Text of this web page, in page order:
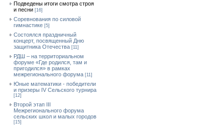
Подведены итоги смотра строя
и песни [16]
Соревнования по силовой
гимнастике [5]
Состоялся праздничный
концерт, посвященный Дню
защитника Отечества [11]
РДШ – на территориальном
форуме «Где родился, там и
пригодился» в рамках
межрегионального форума [11]
Юные математики - победители
и призеры IV Сельского турнира
[12]
Второй этап III
Межрегионального форума
сельских школ и малых городов
[15]